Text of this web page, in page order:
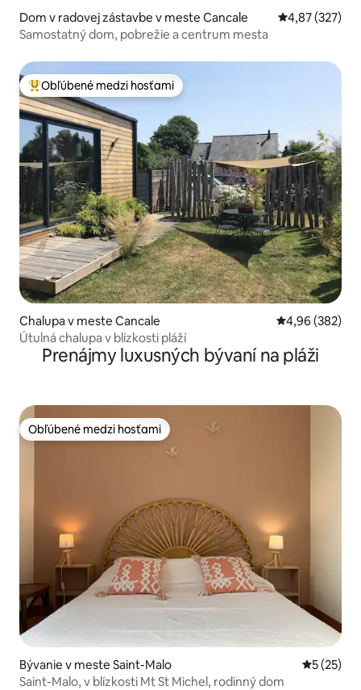
Dom v radovej zástavbe v meste Cancale Priemerné
4,87 (327)
Samostatný dom, pobrežie a centrum mesta
Najobľúbenejšie medzi hosťami
Obľúbené medzi hosťami
Chalupa v meste Cancale Priemerné
4,96 (382)
Útulná chalupa v blízkosti pláží
Prenájmy luxusných bývaní na pláži
Obľúbené medzi hosťami
Obľúbené medzi hosťami
Bývanie v meste Saint-Malo
5 (25)
Saint-Malo, v blízkosti Mt St Michel, rodinný dom